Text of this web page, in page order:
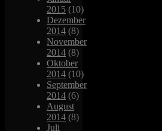
2015 (10)
Dezember
2014 (8)
November
2014 (8)
Oktober
2014 (10)
September
2014 (6)
August
2014 (8)
Juli